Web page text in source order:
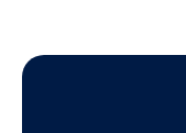
en offre d'achat.